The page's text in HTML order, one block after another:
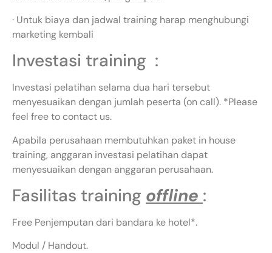
· Untuk biaya dan jadwal training harap menghubungi
marketing kembali
Investasi training :
Investasi pelatihan selama dua hari tersebut
menyesuaikan dengan jumlah peserta (on call). *Please
feel free to contact us.
Apabila perusahaan membutuhkan paket in house
training, anggaran investasi pelatihan dapat
menyesuaikan dengan anggaran perusahaan.
Fasilitas training offline :
Free Penjemputan dari bandara ke hotel*.
Modul / Handout.